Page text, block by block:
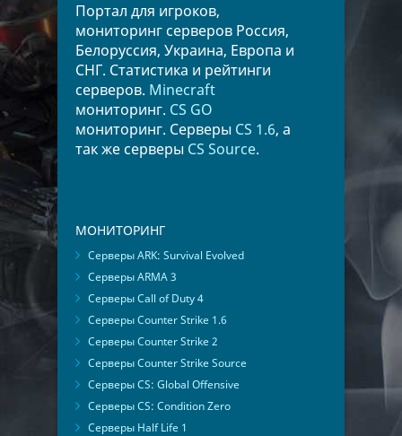
Портал для игроков,
мониторинг серверов Россия,
Белоруссия, Украина, Европа и
СНГ. Статистика и рейтинги
серверов. Minecraft
мониторинг. CS GO
мониторинг. Серверы CS 1.6, а
так же серверы CS Source.
МОНИТОРИНГ
Серверы ARK: Survival Evolved
Серверы ARMA 3
Серверы Call of Duty 4
Серверы Counter Strike 1.6
Серверы Counter Strike 2
Серверы Counter Strike Source
Серверы CS: Global Offensive
Серверы CS: Condition Zero
Серверы Half Life 1